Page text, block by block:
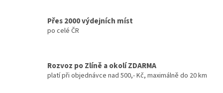
v
u
Přes 2000 výdejních míst
po celé ČR
Rozvoz po Zlíně a okolí ZDARMA
platí při objednávce nad 500,- Kč, maximálně do 20 km